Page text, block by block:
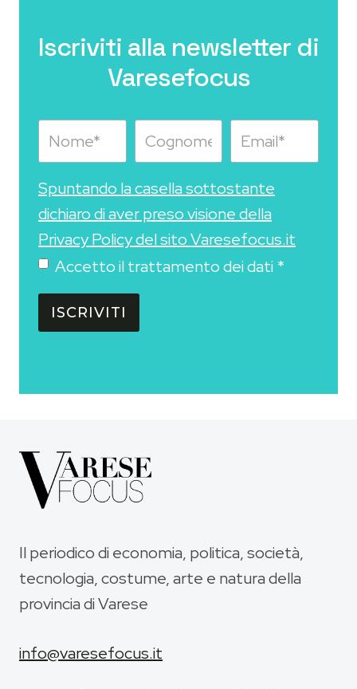
Iscriviti alla newsletter di
Varesefocus
Spuntando la casella sottostante
dichiaro di aver preso visione della
Privacy Policy del sito Varesefocus.it
Accetto il trattamento dei dati *
ISCRIVITI
Il periodico di economia, politica, società,
tecnologia, costume, arte e natura della
provincia di Varese
info@varesefocus.it